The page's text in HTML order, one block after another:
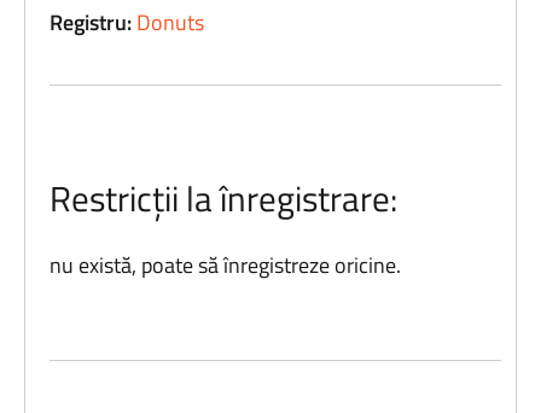
Registru:Donuts
Restricții la înregistrare:
nu există, poate să înregistreze oricine.